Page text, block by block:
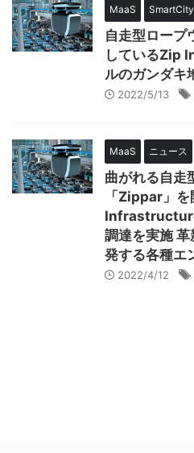
MaaS SmartCity
自走型ロー
しているZip
ルのガンダキ
2022/5/13
MaaS ニュース
曲がれる自走
「Zippar」
調達を実施
発する各種エ
2022/4/12